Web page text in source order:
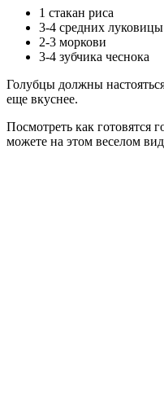
1 стакан риса
3-4 средних луковицы
2-3 моркови
3-4 зубчика чеснока
Голубцы должны
еще вкуснее.
Посмотреть как готовятся
можете на этом веселом